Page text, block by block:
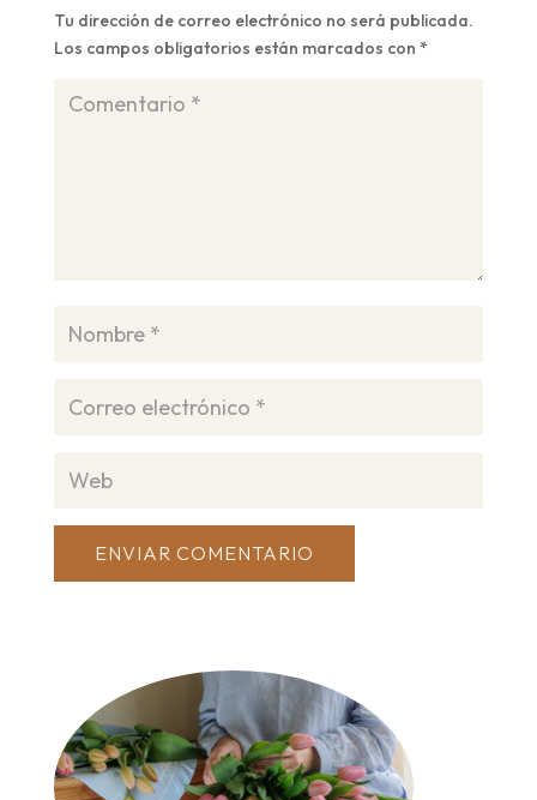
Tu dirección de correo electrónico no será publicada.
Los campos obligatorios están marcados con *
ENVIAR COMENTARIO